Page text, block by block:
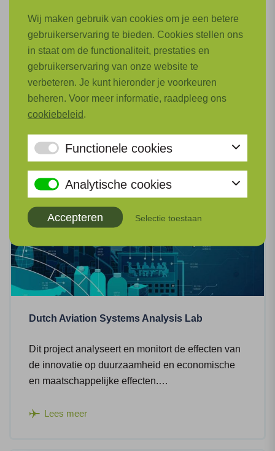
Onderzoek om de maakindustrie ook na 2030 te
ondersteunen door kennis op te bouwen op lange
termijn oplossingen.
Lees meer
Dutch Aviation Systems Analysis Lab
Dit project analyseert en monitort de effecten van
de innovatie op duurzaamheid en economische
en maatschappelijke effecten.…
Lees meer
Wij maken gebruik van cookies om je een betere
gebruikerservaring te bieden. Cookies stellen ons
in staat om de functionaliteit, prestaties en
gebruikerservaring van onze website te
verbeteren. Je kunt hieronder je voorkeuren
beheren. Voor meer informatie, raadpleeg ons
cookiebeleid.
Functionele cookies
Analytische cookies
Accepteren Selectie toestaan